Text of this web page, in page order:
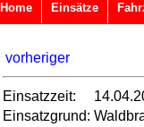
Home Einsätze
vorheriger
Einsatzzeit:
Einsatzgrund: